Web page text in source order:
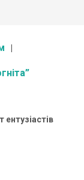
ентузіастів